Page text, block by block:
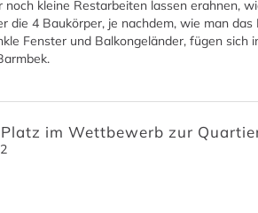
noch kleine Restarbeiten lassen erahnen,
die 4 Baukörper, je nachdem, wie man
Fenster und Balkongeländer, fügen
im Wettbewerb zur